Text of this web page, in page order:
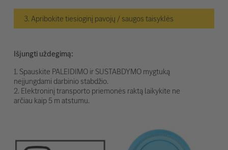
3. Apribokite tiesioginį pavojų / saugos taisyklės
Išjungti uždegimą:
1. Spauskite PALEIDIMO ir SUSTABDYMO mygtuką
neįjungdami darbinio stabdžio.
2. Elektroninį transporto priemonės raktą laikykite ne
arčiau kaip 5 m atstumu.